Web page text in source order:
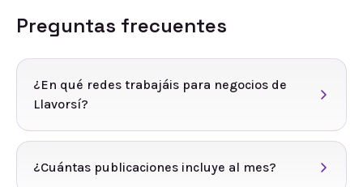
Preguntas frecuentes
¿En qué redes trabajáis para negocios de
Llavorsí?
¿Cuántas publicaciones incluye al mes?